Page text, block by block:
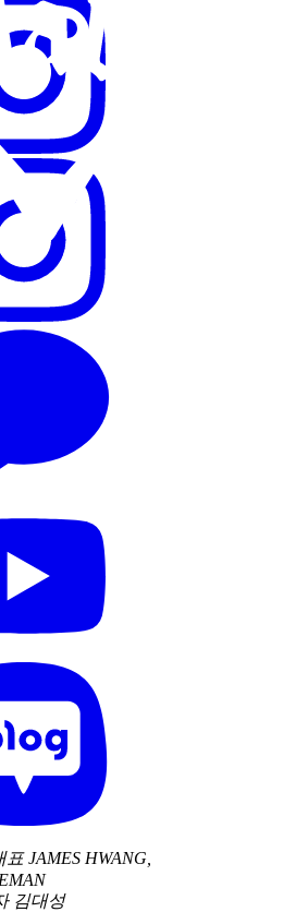
JAMES HWANG,
김대성